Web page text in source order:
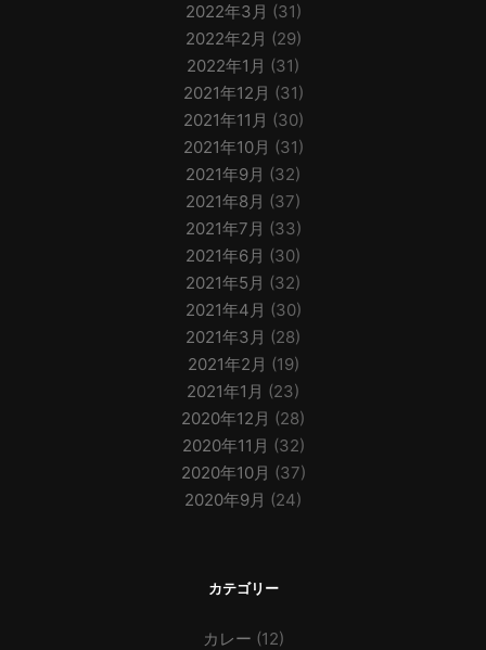
2022年3月 (31)
2022年2月 (29)
2022年1月 (31)
2021年12月 (31)
2021年11月 (30)
2021年10月 (31)
2021年9月 (32)
2021年8月 (37)
2021年7月 (33)
2021年6月 (30)
2021年5月 (32)
2021年4月 (30)
2021年3月 (28)
2021年2月 (19)
2021年1月 (23)
2020年12月 (28)
2020年11月 (32)
2020年10月 (37)
2020年9月 (24)
カテゴリー
カレー (12)